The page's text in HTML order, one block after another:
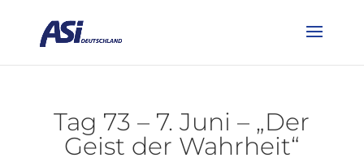
Tag 73 – 7. Juni – „Der
Geist der Wahrheit“